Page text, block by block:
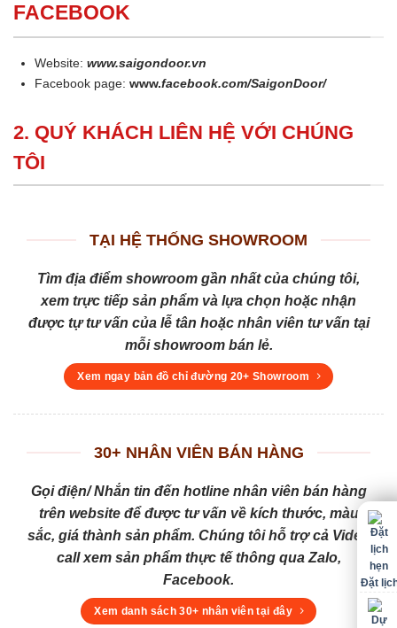
FACEBOOK
Website:www.saigondoor.vn
Facebook page:www.facebook.com/SaigonDoor/
2. QUÝ KHÁCH LIÊN HỆ VỚI CHÚNG
TÔI
TẠI HỆ THỐNG SHOWROOM
Tìm địa điểm showroom gần nhất của chúng tôi,
xem trực tiếp sản phẩm và lựa chọn hoặc nhận
được tự tư vấn của lễ tân hoặc nhân viên tư vấn tại
mỗi showroom bán lẻ.
Xem ngay bản đồ chỉ đường 20+ Showroom
30+ NHÂN VIÊN BÁN HÀNG
Gọi điện/ Nhắn tin đến hotline nhân viên bán hàng
trên website để được tư vấn về kích thước, màu
sắc, giá thành sản phẩm. Chúng tôi hỗ trợ cả Video
call xem sản phẩm thực tế thông qua Zalo,
Facebook.
Xem danh sách 30+ nhân viên tại đây
Đặt